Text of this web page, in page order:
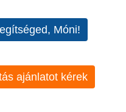
Móni!
ajánlatot kérek